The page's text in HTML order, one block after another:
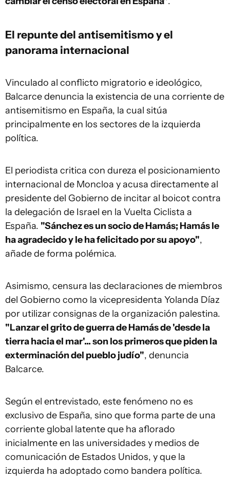
El repunte del antisemitismo y el
panorama internacional
Vinculado al conflicto migratorio e ideológico,
Balcarce denuncia la existencia de una corriente de
antisemitismo en España, la cual sitúa
principalmente en los sectores de la izquierda
política.
El periodista critica con dureza el posicionamiento
internacional de Moncloa y acusa directamente al
presidente del Gobierno de incitar al boicot contra
la delegación de Israel en la Vuelta Ciclista a
España. "Sánchez es un socio de Hamás; Hamás le
ha agradecido y le ha felicitado por su apoyo",
añade de forma polémica.
Asimismo, censura las declaraciones de miembros
del Gobierno como la vicepresidenta Yolanda Díaz
por utilizar consignas de la organización palestina.
"Lanzar el grito de guerra de Hamás de 'desde la
tierra hacia el mar'... son los primeros que piden la
exterminación del pueblo judío", denuncia
Balcarce.
Según el entrevistado, este fenómeno no es
exclusivo de España, sino que forma parte de una
corriente global latente que ha aflorado
inicialmente en las universidades y medios de
comunicación de Estados Unidos, y que la
izquierda ha adoptado como bandera política.